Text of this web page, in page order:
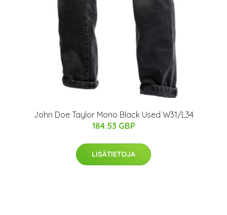
John Doe Taylor Mono Black Used W31/L34
184.53 GBP
LISÄTIETOJA